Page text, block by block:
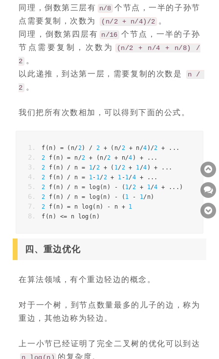
同理，倒数第三层有 n/8 个节点，一半的子孙节
点需要复制，次数为
(n/2 + n/4)/2 。
同理，倒数第四层有 n/16 个节点，一半的子孙
节点需要复制，次数为
(n/2 + n/4 + n/8) /
2 。
以此递推，到达第一层，需要复制的次数是
n /
2 。
我们把所有次数相加，可以得到下面的公式。
f ( n ) = ( n/2) / 2 + ( n/2 + n/4 )/2 +
...
2 f ( n ) = n/2 + ( n/2 + n/4 ) +
...
2 f ( n ) / n = 1/2 + ( 1/2 + 1/4 ) +
...
2 f ( n ) / n = 1- 1/2 + 1 -1/4 +
...
2 f ( n ) / n = log ( n ) - ( 1/2 + 1/4 +
...)
2 f ( n ) / n = log ( n ) - ( 1 - 1/ n)
2 f ( n ) = n log ( n) - n + 1
f ( n ) <= n log ( n )
四、重边优化
在算法领域，有个重边轻边的概念。
对于一个树，到节点数量最多的儿子的边，称为
重边，其他边称为轻边。
上一小节已经证明了完全二叉树的优化可以到达
的复杂度。